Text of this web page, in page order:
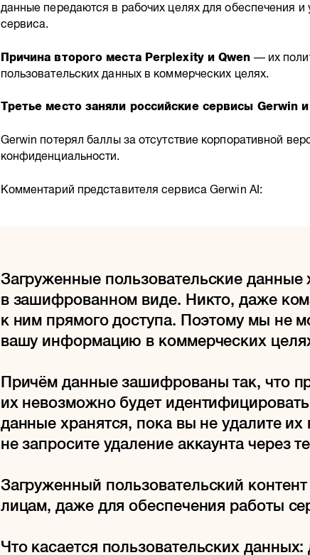
данные передаются в рабочих целях для обеспечения
сервиса.
Причина второго места Perplexity и Qwen — их
пользовательских данных в коммерческих целях.
Третье место заняли российские сервисы Gerwin
Gerwin потерял баллы за отсутствие корпоративной
конфиденциальности.
Комментарий представителя сервиса Gerwin AI:
Загруженные пользовательские данные
в зашифрованном виде. Никто, даже
к ним прямого доступа. Поэтому мы не
вашу информацию в коммерческих
Причём данные зашифрованы так, что
их невозможно будет
данные хранятся, пока вы не удалите
не запросите удаление аккаунта через
Загруженный пользовательский
лицам, даже для обеспечения работы
Что касается пользовательских данных: